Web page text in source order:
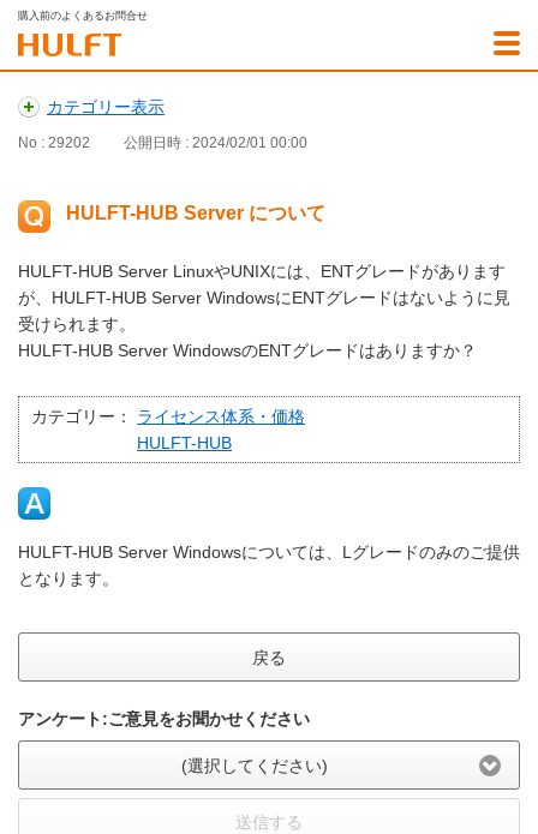
購入前のよくあるお問合せ
カテゴリー表示
No : 29202 公開日時 : 2024/02/01 00:00
HULFT-HUB Server について
HULFT-HUB Server LinuxやUNIXには、ENTグレードがあります
が、HULFT-HUB Server WindowsにENTグレードはないように見
受けられます。
HULFT-HUB Server WindowsのENTグレードはありますか？
カテゴリー：
ライセンス体系・価格
HULFT-HUB
HULFT-HUB Server Windowsについては、Lグレードのみのご提供
となります。
戻る
アンケート:ご意見をお聞かせください
(選択してください)
送信する